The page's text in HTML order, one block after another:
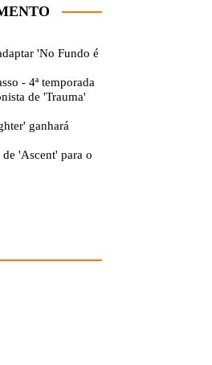
'No Fundo é
- 4ª temporada
de 'Trauma'
ganhará
'Ascent' para o